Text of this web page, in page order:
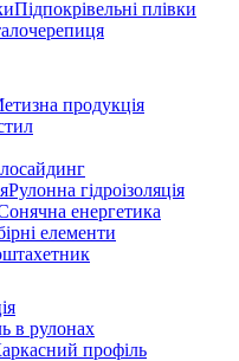
Підпокрівельні плівки
продукція
Рулонна гідроізоляція
енергетика
елементи
в рулонах
профіль